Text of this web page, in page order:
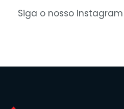
Siga o nosso